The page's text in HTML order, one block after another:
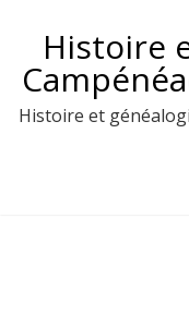
contenuHistoire
Histoire et